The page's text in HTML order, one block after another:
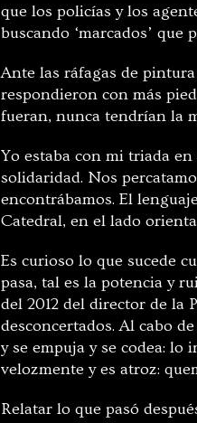
que los policías y los
buscando ‘marcados’
Ante las ráfagas de
respondieron con más
fueran, nunca tendrían la
Yo estaba con mi triada
solidaridad. Nos
encontrábamos. El
Catedral, en el lado
Es curioso lo que sucede
pasa, tal es la potencia y
del 2012 del director de la
desconcertados. Al cabo
y se empuja y se codea: lo
velozmente y es atroz:
Relatar lo que pasó